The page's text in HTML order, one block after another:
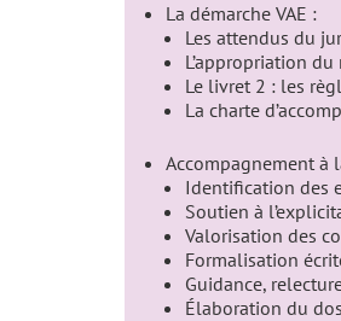
La démarche VAE :
Les attendus du
L’appropriation
Le livret 2 : les
La charte
Accompagnement à
Identification des
Soutien à
Valorisation des
Formalisation
Guidance,
Élaboration du